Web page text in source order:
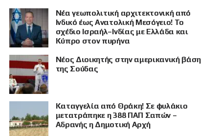
Νέα γεωπολιτική αρχιτεκτονική από
Ινδικό έως Ανατολική Μεσόγειο! Το
σχέδιο Ισραήλ–Ινδίας με Ελλάδα και
Κύπρο στον πυρήνα
Νέος Διοικητής στην αμερικανική βάση
της Σούδας
Καταγγελία από Θράκη! Σε φυλάκιο
μετατράπηκε η 388 ΠΑΠ Σαπών –
Αδρανής η Δημοτική Αρχή